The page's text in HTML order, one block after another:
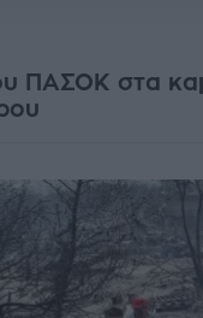
ΠΑΣΟΚ στα